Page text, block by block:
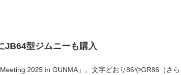
JB64型ジムニーも購入
2025 in GUNMA」。文字どおり86やGR86（さら